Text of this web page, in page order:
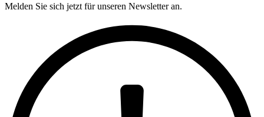
Melden Sie sich jetzt für unseren Newsletter an.